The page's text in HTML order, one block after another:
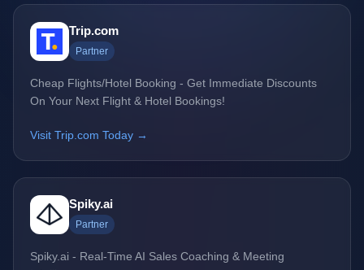
Trip.com
Partner
Cheap Flights/Hotel Booking - Get Immediate Discounts
On Your Next Flight & Hotel Bookings!
Visit Trip.com Today →
Spiky.ai
Partner
Spiky.ai - Real-Time AI Sales Coaching & Meeting